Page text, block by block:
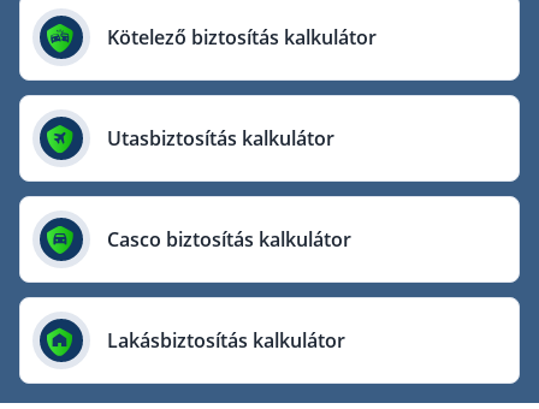
Biztosítók
AIG Biztosító
Allianz Biztosító
Cig Pannónia Biztosító
Genertel Biztosító
Groupama Biztosító
Kötelező biztosítás kalkulátor
Utasbiztosítás kalkulátor
Casco biztosítás kalkulátor
Lakásbiztosítás kalkulátor